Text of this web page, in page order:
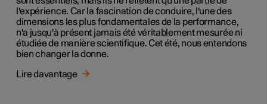
l'expérience. Car la fascination de conduire, l'une des
dimensions les plus fondamentales de la performance,
n'a jusqu'à présent jamais été véritablement mesurée ni
étudiée de manière scientifique. Cet été, nous entendons
bien changer la donne.
Lire davantage